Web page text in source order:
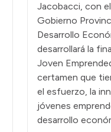
Jacobacci, con
Gobierno
Desarrollo
desarrollará la
Joven
certamen que
el esfuerzo, la
jóvenes
desarrollo